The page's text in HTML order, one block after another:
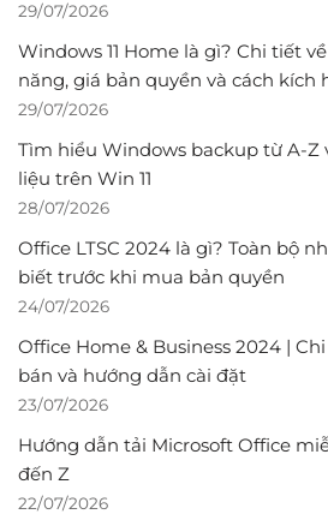
29/07/2026
Windows 11 Home là gì? Chi tiết
năng, giá bản quyền và cách kích
29/07/2026
Tìm hiểu Windows backup từ A-Z
liệu trên Win 11
28/07/2026
Office LTSC 2024 là gì? Toàn bộ
biết trước khi mua bản quyền
24/07/2026
Office Home & Business 2024 |
bán và hướng dẫn cài đặt
23/07/2026
Hướng dẫn tải Microsoft Office
đến Z
22/07/2026